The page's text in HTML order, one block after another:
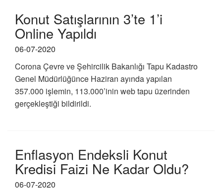
Konut Satışlarının 3’te 1’i
Online Yapıldı
06-07-2020
Corona Çevre ve Şehircilik Bakanlığı Tapu Kadastro
Genel Müdürlüğünce Haziran ayında yapılan
357.000 işlemin, 113.000’inin web tapu üzerinden
gerçekleştiği bildirildi.
Enflasyon Endeksli Konut
Kredisi Faizi Ne Kadar Oldu?
06-07-2020